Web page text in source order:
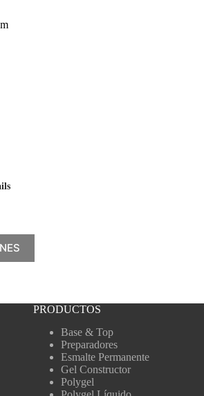
PRODUCTOS
Base & Top
Preparadores
Esmalte Permanente
Gel Constructor
Polygel